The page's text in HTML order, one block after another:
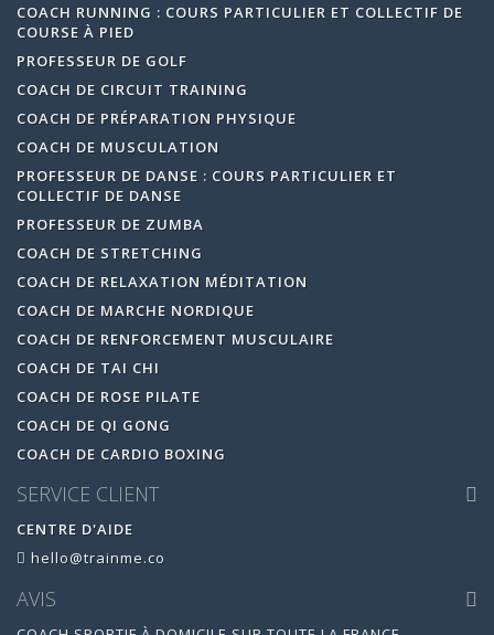
COACH RUNNING : COURS PARTICULIER ET COLLECTIF DE
COURSE À PIED
PROFESSEUR DE GOLF
COACH DE CIRCUIT TRAINING
COACH DE PRÉPARATION PHYSIQUE
COACH DE MUSCULATION
PROFESSEUR DE DANSE : COURS PARTICULIER ET
COLLECTIF DE DANSE
PROFESSEUR DE ZUMBA
COACH DE STRETCHING
COACH DE RELAXATION MÉDITATION
COACH DE MARCHE NORDIQUE
COACH DE RENFORCEMENT MUSCULAIRE
COACH DE TAI CHI
COACH DE ROSE PILATE
COACH DE QI GONG
COACH DE CARDIO BOXING
SERVICE CLIENT
CENTRE D'AIDE
hello@trainme.co
AVIS